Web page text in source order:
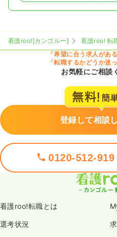
看護roo![カンゴルー] 看護roo! 転
「希望に合う求人があ
「転職するかどうか迷
お気軽にご相談
登録して相談
0120-512-919
看護roo!転職とは
選考状況